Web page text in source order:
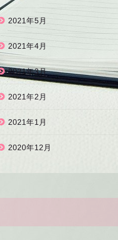
2021年5月
2021年4月
2021年3月
2021年2月
2021年1月
2020年12月